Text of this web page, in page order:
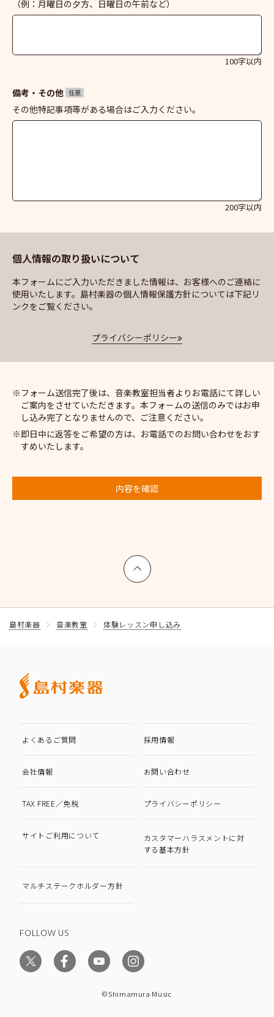
（例：月曜日の夕方、日曜日の午前など）
100字以内
備考・その他 任意
その他特記事項等がある場合はご入力ください。
200字以内
個人情報の取り扱いについて
本フォームにご入力いただきました情報は、お客様へのご連絡に
使用いたします。島村楽器の個人情報保護方針については下記リ
ンクをご覧ください。
プライバシーポリシー
フォーム送信完了後は、音楽教室担当者よりお電話にて詳しい
ご案内をさせていただきます。本フォームの送信のみではお申
し込み完了となりませんので、ご注意ください。
即日中に返答をご希望の方は、お電話でのお問い合わせをおす
すめいたします。
内容を確認
上へ戻る
島村楽器 音楽教室 体験レッスン申し込み
よくあるご質問 採用情報
会社情報 お問い合わせ
TAX FREE／免税 プライバシーポリシー
サイトご利用について
カスタマーハラスメントに対
する基本方針
マルチステークホルダー方針
FOLLOW US
©Shimamura Music